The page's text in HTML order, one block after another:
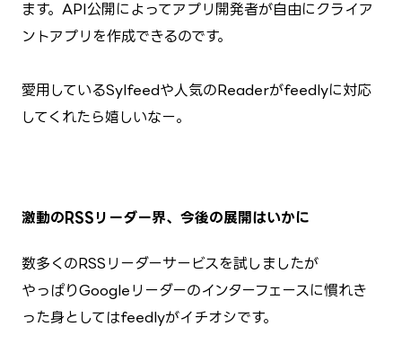
ます。API公開によってアプリ開発者が自由にクライア
ントアプリを作成できるのです。
愛用しているSylfeedや人気のReaderがfeedlyに対応
してくれたら嬉しいなー。
激動のRSSリーダー界、今後の展開はいかに
数多くのRSSリーダーサービスを試しましたが
やっぱりGoogleリーダーのインターフェースに慣れき
った身としてはfeedlyがイチオシです。